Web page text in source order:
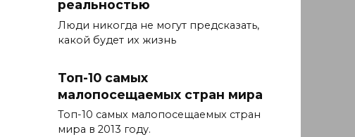
реальностью
Люди никогда не могут предсказать,
какой будет их жизнь
Топ-10 самых
малопосещаемых стран мира
Топ-10 самых малопосещаемых стран
мира в 2013 году.